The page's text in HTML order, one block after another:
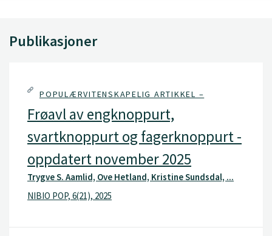
Publikasjoner
POPULÆRVITENSKAPELIG ARTIKKEL –
Frøavl av engknoppurt,
svartknoppurt og fagerknoppurt -
oppdatert november 2025
Trygve S. Aamlid, Ove Hetland, Kristine Sundsdal, ...
NIBIO POP, 6(21), 2025